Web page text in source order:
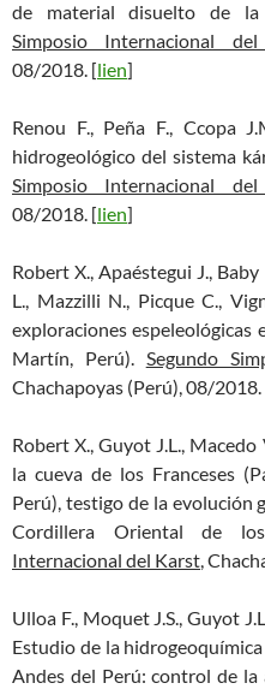
de material disuelto de la
Simposio Internacional
08/2018. [lien]
Renou F., Peña F., Ccopa
hidrogeológico del sistema
Simposio Internacional
08/2018. [lien]
Robert X., Apaéstegui J.,
L., Mazzilli N., Picque C.,
exploraciones espeleológicas
Martín, Perú). Segundo
Chachapoyas (Perú), 08/2018.
Robert X., Guyot J.L.,
la cueva de los Franceses
Perú), testigo de la evolución
Cordillera Oriental de
Internacional del Karst,
Ulloa F., Moquet J.S., Guyot
Estudio de la
Andes del Perú: control de